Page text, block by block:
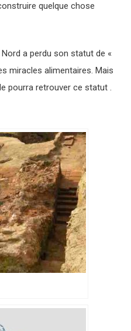
quelque chose
a perdu son statut de «
miracles alimentaires. Mais
pourra retrouver ce statut .